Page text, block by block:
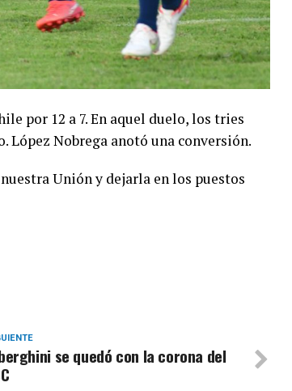
por 12 a 7. En aquel duelo, los tries
López Nobrega anotó una conversión.
Unión y dejarla en los puestos
se quedó con la corona del